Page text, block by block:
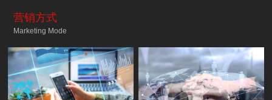
营销方式
Marketing Mode